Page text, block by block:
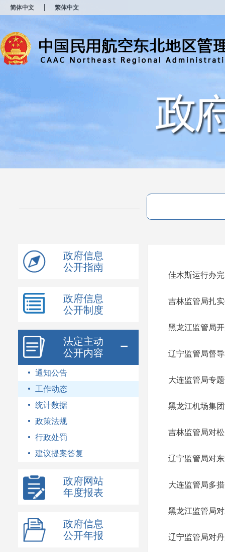
简体中文 繁体中文
政府信息
公开指南
政府信息
公开制度
法定主动
公开内容
通知公告
工作动态
统计数据
政策法规
行政处罚
建议提案答复
政府网站
年度报表
政府信息
公开年报
佳木斯运行办
吉林监管局扎
黑龙江监管局
辽宁监管局督
大连监管局专
黑龙江机场集
吉林监管局对
辽宁监管局对
大连监管局多
黑龙江监管局
辽宁监管局对
窗
打
开
无
障